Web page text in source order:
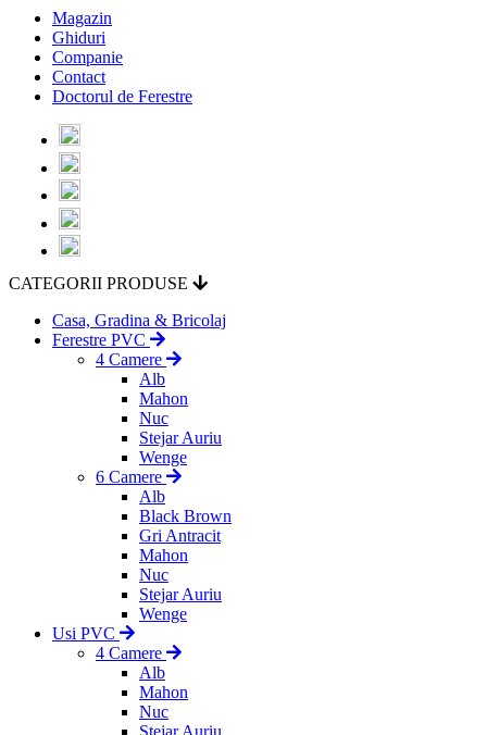
Magazin
Ghiduri
Companie
Contact
Doctorul de Ferestre
CATEGORII PRODUSE
Casa, Gradina & Bricolaj
Ferestre PVC
4 Camere
Alb
Mahon
Nuc
Stejar Auriu
Wenge
6 Camere
Alb
Black Brown
Gri Antracit
Mahon
Nuc
Stejar Auriu
Wenge
Usi PVC
4 Camere
Alb
Mahon
Nuc
Stejar Auriu